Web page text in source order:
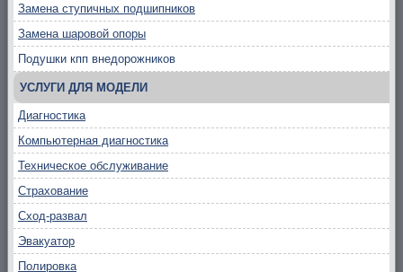
Замена ступичных подшипников
Замена шаровой опоры
Подушки кпп внедорожников
УСЛУГИ ДЛЯ МОДЕЛИ
Диагностика
Компьютерная диагностика
Техническое обслуживание
Страхование
Сход-развал
Эвакуатор
Полировка